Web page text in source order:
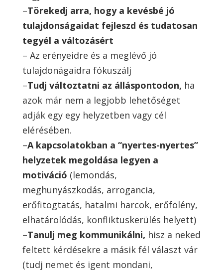
–Törekedj arra, hogy a kevésbé jó
tulajdonságaidat fejleszd és tudatosan
tegyél a változásért
– Az erényeidre és a meglévő jó
tulajdonágaidra fókuszálj
–Tudj változtatni az álláspontodon, ha
azok már nem a legjobb lehetőséget
adják egy egy helyzetben vagy cél
elérésében.
–A kapcsolatokban a “nyertes-nyertes”
helyzetek megoldása legyen a
motiváció (lemondás,
meghunyászkodás, arrogancia,
erőfitogtatás, hatalmi harcok, erőfölény,
elhatárolódás, konfliktuskerülés helyett)
–Tanulj meg kommunikálni, hisz a neked
feltett kérdésekre a másik fél választ vár
(tudj nemet és igent mondani,